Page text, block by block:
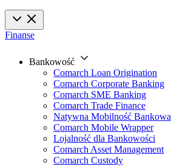
Finanse
Bankowość
Comarch Loan Origination
Comarch Corporate Banking
Comarch SME Banking
Comarch Trade Finance
Natywna Mobilność Bankowa
Comarch Mobile Wrapper
Lojalność dla Bankowości
Comarch Asset Management
Comarch Custody